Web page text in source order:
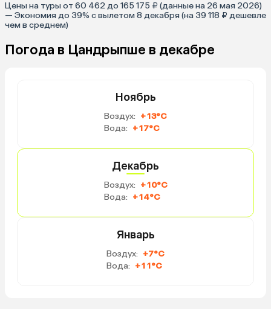
Цены на туры от 60 462 до 165 175 ₽ (данные на 26 мая 2026)
— Экономия до 39% с вылетом 8 декабря (на 39 118 ₽ дешевле
чем в среднем)
Погода в Цандрыпше в декабре
Ноябрь
Воздух: +13°C
Вода: +17°C
Декабрь
Воздух: +10°C
Вода: +14°C
Январь
Воздух: +7°C
Вода: +11°C